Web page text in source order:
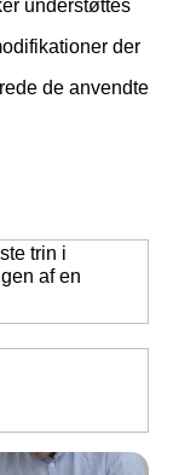
understøttes
der
de anvendte